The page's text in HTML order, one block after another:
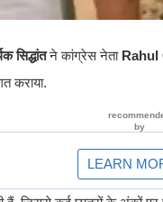
सिद्धांतने कांग्रेस नेता Rahul
कराया.